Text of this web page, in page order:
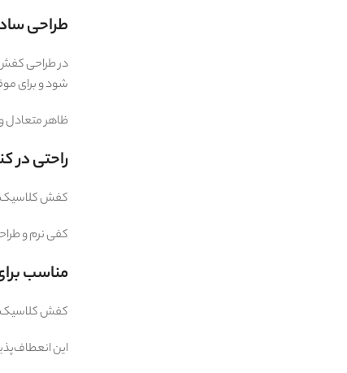
طراحی
در طراحی
شود و برای
ظاهر متعادل
راحتی در
کفش کلاسیک
کفی نرم و
مناسب
کفش کلاسیک
این